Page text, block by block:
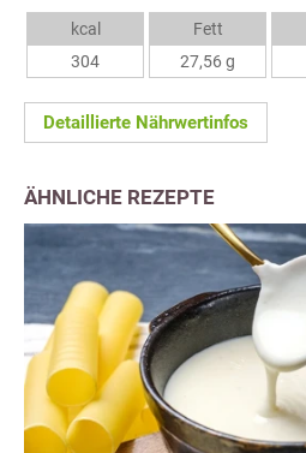
kcal
304
Fett
27,56 g
Detaillierte Nährwertinfos
ÄHNLICHE REZEPTE